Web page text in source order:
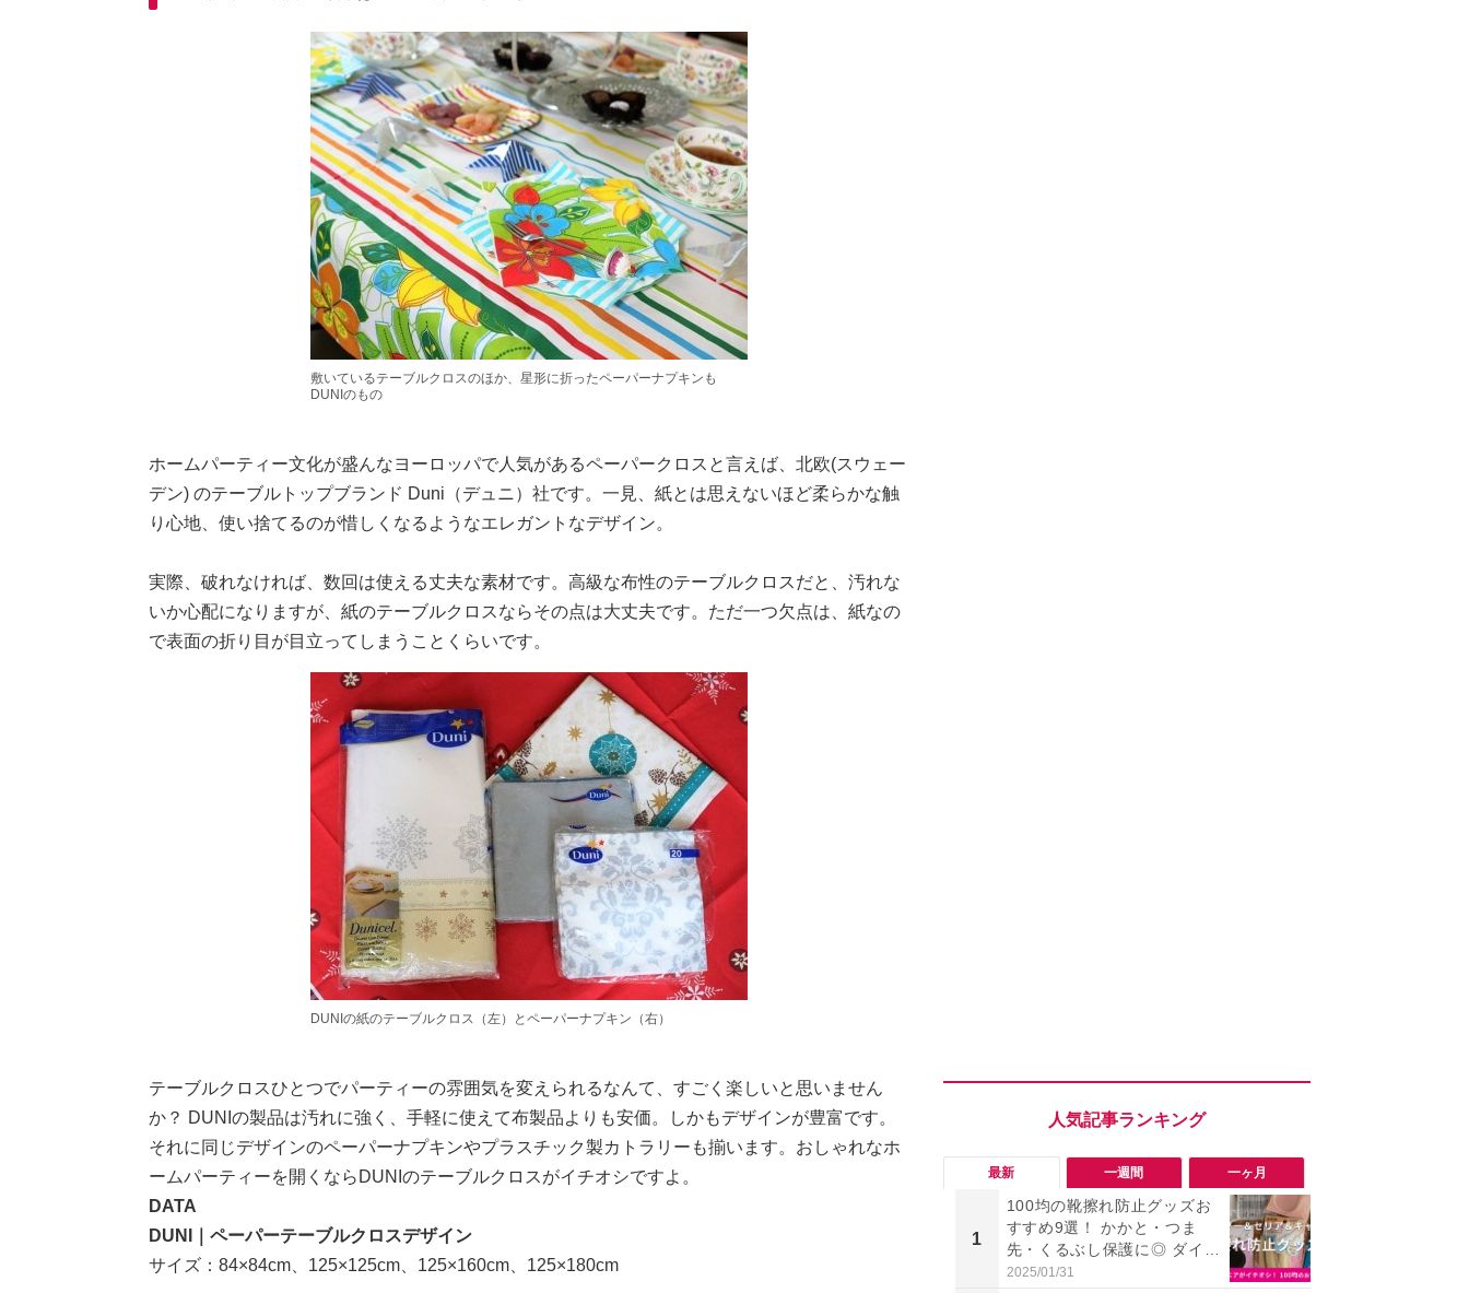
敷いているテーブルクロスのほか、星形に折ったペーパーナプキンも
DUNIのもの
ホームパーティー文化が盛んなヨーロッパで人気があるペーパークロスと言えば、北欧(スウェー
デン) のテーブルトップブランド Duni（デュニ）社です。一見、紙とは思えないほど柔らかな触
り心地、使い捨てるのが惜しくなるようなエレガントなデザイン。
実際、破れなければ、数回は使える丈夫な素材です。高級な布性のテーブルクロスだと、汚れな
いか心配になりますが、紙のテーブルクロスならその点は大丈夫です。ただ一つ欠点は、紙なの
で表面の折り目が目立ってしまうことくらいです。
DUNIの紙のテーブルクロス（左）とペーパーナプキン（右）
テーブルクロスひとつでパーティーの雰囲気を変えられるなんて、すごく楽しいと思いません
か？ DUNIの製品は汚れに強く、手軽に使えて布製品よりも安価。しかもデザインが豊富です。
それに同じデザインのペーパーナプキンやプラスチック製カトラリーも揃います。おしゃれなホ
ームパーティーを開くならDUNIのテーブルクロスがイチオシですよ。
DATA
DUNI｜ペーパーテーブルクロスデザイン
サイズ：84×84cm、125×125cm、125×160cm、125×180cm
最新 一週間 一ヶ月
1
100均の靴擦れ防止グッズお
すすめ9選！ かかと・つま
先・くるぶし保護に◎ ダイソ
ー・セリア・キャンドゥ
2025/01/31